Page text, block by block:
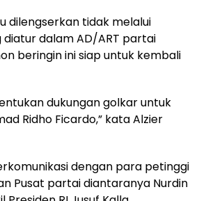
dilengserkan tidak melalui
dalam AD/ART partai
beringin ini siap untuk kembali
dukungan golkar untuk
Ridho Ficardo,” kata Alzier
dengan para petinggi
Pusat partai diantaranya Nurdin